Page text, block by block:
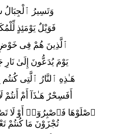
وَتَسِيرُ ٱلْجِبَالُ
فَوَيْلٌ يَوْمَئِذٍ
ٱلَّذِينَ هُمْ فِى خَوْضٍ
يَوْمَ يُدَعُّونَ إِلَىٰ نَارِ
هَـٰذِهِ ٱلنَّارُ ٱلَّتِى كُنتُم
أَفَسِحْرٌ هَـٰذَآ أَمْ أَنتُمْ لَا
ٱصْلَوْهَا فَٱصْبِرُوٓا۟ أَوْ لَا
تُجْزَوْنَ مَا كُنتُمْ